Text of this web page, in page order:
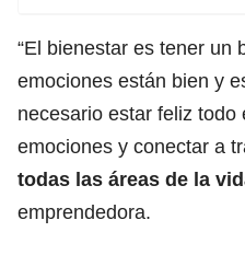
“El bienestar es tener un
emociones están bien y
necesario estar feliz
emociones y conectar a
todas las áreas de la
emprendedora.